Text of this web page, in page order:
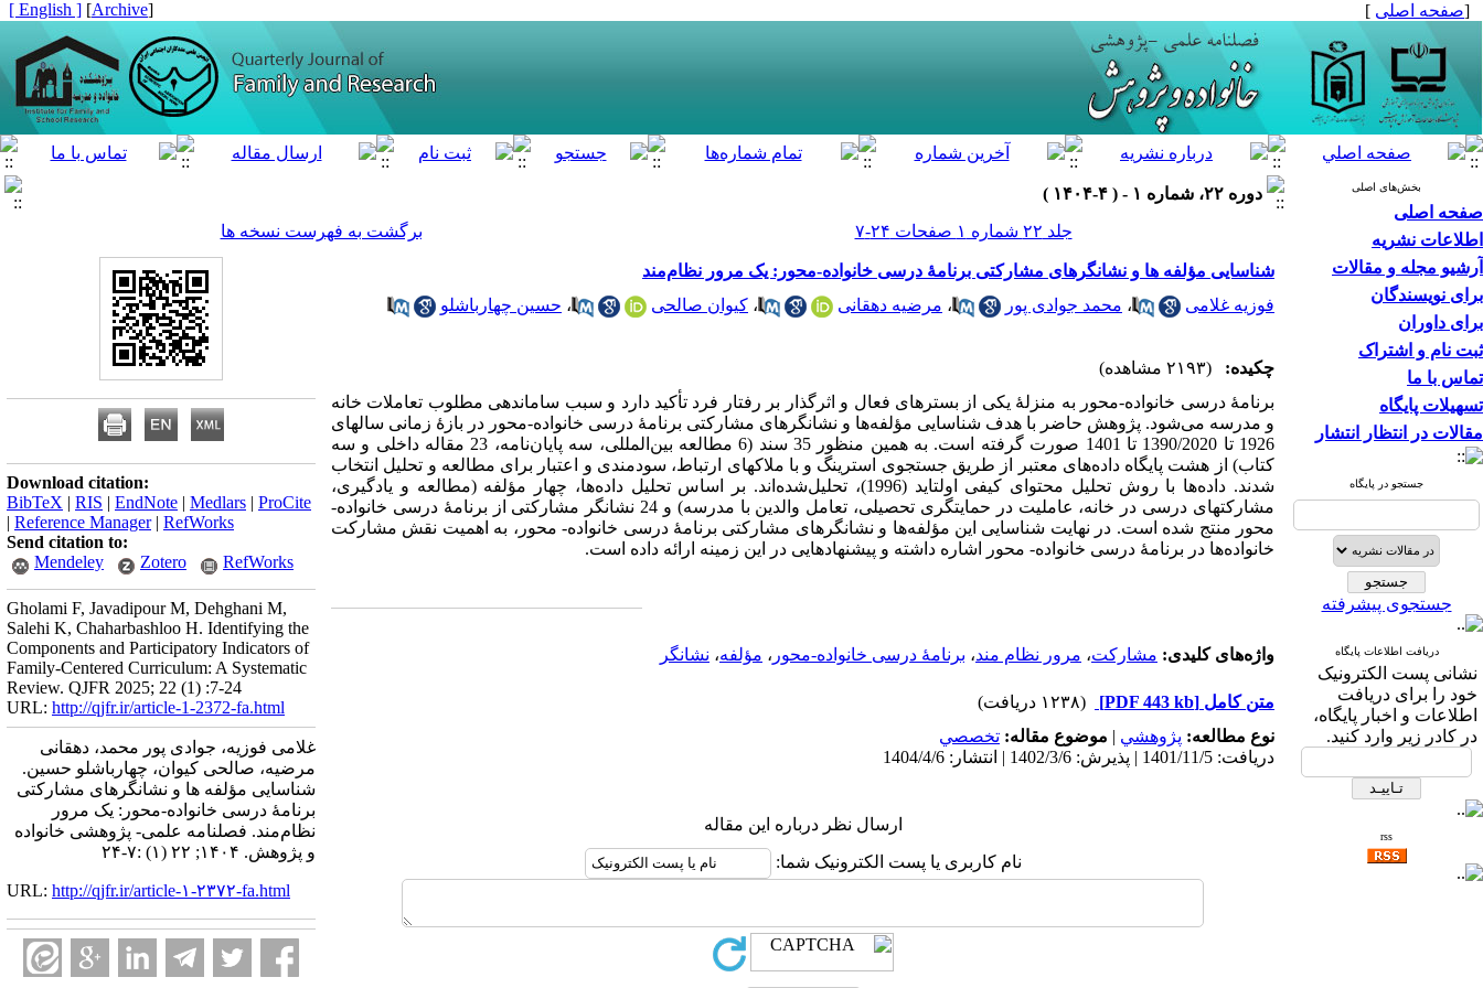
[صفحه اصلی ]
[
Archive
]
[ English ]
بخش‌های اصلی
صفحه اصلی
اطلاعات نشریه
آرشیو مجله و مقالات
برای نویسندگان
برای داوران
ثبت نام و اشتراک
تماس با ما
تسهیلات پایگاه
مقالات در انتظار انتشار
جستجو در پایگاه
جستجوی پیشرفته
دریافت اطلاعات پایگاه
نشانی پست الکترونیک
خود را برای دریافت
اطلاعات و اخبار پایگاه،
در کادر زیر وارد کنید.
rss
دوره ۲۲، شماره ۱ - ( ۴-۱۴۰۴ )
جلد ۲۲ شماره ۱ صفحات ۲۴-۷
برگشت به فهرست نسخه ها
شناسایی مؤلفه ها و نشانگرهای مشارکتی برنامۀ درسی خانواده-محور: یک مرور نظام‌مند
فوزیه غلامی
، محمد جوادی پور ، مرضیه دهقانی ، کیوان صالحی ، حسین چهارباشلو
چکیده:
(۲۱۹۳ مشاهده)
برنامۀ درسی خانواده-محور به منزلۀ یکی از بسترهای فعال و اثرگذار بر رفتار فرد تأکید دارد و سبب ساماندهی مطلوب تعاملات خانه
و مدرسه می‌­شود. پژوهش حاضر با هدف شناسایی مؤلفه‌­ها و نشانگرهای مشارکتی برنامۀ درسی خانواده-محور در بازۀ زمانی سالهای
1926 تا 1390/2020 تا 1401 صورت گرفته است. به همین منظور 35 سند (6 مطالعه بین‌­المللی، سه پایان­‌نامه، 23 مقاله داخلی و سه
کتاب) از هشت پایگاه­ داده­‌های معتبر از طریق جستجوی استرینگ و با ملاکهای ارتباط، سودمندی و اعتبار برای مطالعه و تحلیل انتخاب
شدند. داده­‌ها با روش تحلیل محتوای کیفی اولتاید (1996)، تحلیل‌شده‌­اند. بر اساس تحلیل داده­‌ها، چهار مؤلفه (مطالعه و یادگیری،
مشارکتهای درسی در خانه، عاملیت در حمایت­گری تحصیلی، تعامل والدین با مدرسه) و 24 نشانگر مشارکتی از برنامۀ درسی خانواده-
محور منتج شده است. در نهایت شناسایی این مؤلفه­‌ها و نشانگرهای مشارکتی برنامۀ درسی خانواده- محور، به اهمیت نقش مشارکت
خانواده‌­ها در برنامۀ درسی خانواده- محور اشاره داشته و پیشنهادهایی در این زمینه ارائه داده است.
واژه‌های کلیدی: مشارکت، مرور نظام مند، برنامۀ درسی خانواده-محور ، مؤلفه، نشانگر
متن کامل [PDF 443 kb]
(۱۲۳۸ دریافت)
نوع مطالعه: پژوهشي | موضوع مقاله: تخصصي
دریافت: 1401/11/5 | پذیرش: 1402/3/6 | انتشار: 1404/4/6
ارسال نظر درباره این مقاله
نام کاربری یا پست الکترونیک شما:
Download citation:
BibTeX | RIS | EndNote | Medlars | ProCite
| Reference Manager| RefWorks
Send citation to:
Mendeley
Zotero RefWorks
Gholami F, Javadipour M, Dehghani M,
Salehi K, Chaharbashloo H. Identifying the
Components and Participatory Indicators of
Family-Centered Curriculum: A Systematic
Review. QJFR 2025; 22 (1) :7-24
URL: http://qjfr.ir/article-1-2372-fa.html
غلامی فوزیه، جوادی پور محمد، دهقانی
مرضیه، صالحی کیوان، چهارباشلو حسین.
شناسایی مؤلفه ها و نشانگرهای مشارکتی
برنامۀ درسی خانواده-محور: یک مرور
نظام‌مند. فصلنامه علمی- پژوهشی خانواده
و پژوهش. ۱۴۰۴; ۲۲ (۱) :۷-۲۴
URL: http://qjfr.ir/article-۱-۲۳۷۲-fa.html